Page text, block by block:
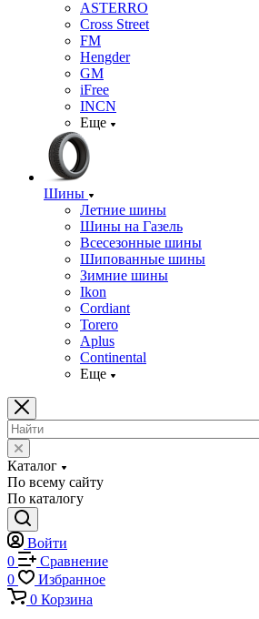
ASTERRO
Cross Street
FM
Hengder
GM
iFree
INCN
Еще
Шины
Летние шины
Шины на Газель
Всесезонные шины
Шипованные шины
Зимние шины
Ikon
Cordiant
Torero
Aplus
Continental
Еще
Каталог
По всему сайту
По каталогу
Войти
0
Сравнение
0
Избранное
0 Корзина